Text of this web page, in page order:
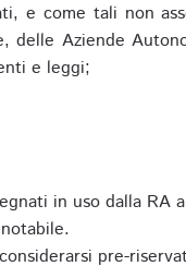
e come tali non
delle Aziende
e leggi;
in uso dalla
pre-